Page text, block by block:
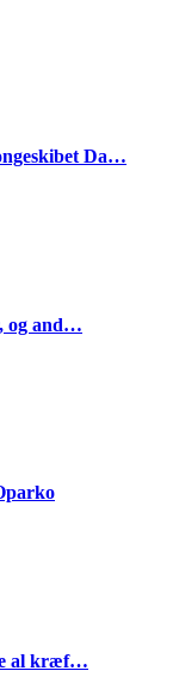
Da…
og and…
al kræf…